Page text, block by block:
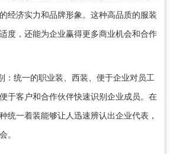
经济实力和品牌形象。这种高品质的服装
度，还能为企业赢得更多商业机会和合作
统一的职业装、西装、便于企业对员工
于客户和合作伙伴快速识别企业成员。在
统一着装能够让人迅速辨认出企业代表，
。